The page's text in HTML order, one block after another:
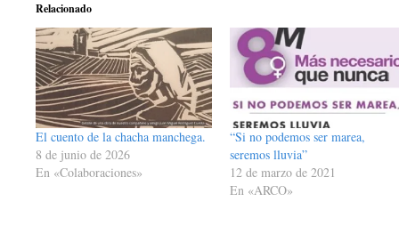
Relacionado
El cuento de la chacha manchega.
8 de junio de 2026
En «Colaboraciones»
“Si no podemos ser marea,
seremos lluvia”
12 de marzo de 2021
En «ARCO»